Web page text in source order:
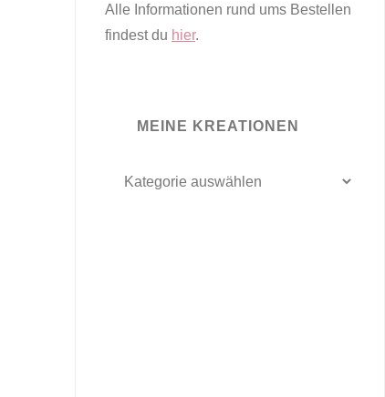
Alle Informationen rund ums Bestellen
findest du hier.
MEINE KREATIONEN
meine